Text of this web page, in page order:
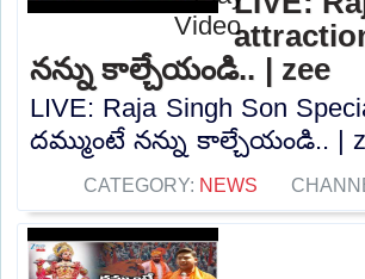
నన్ను కాల్చేయండి.. | zee
LIVE: Raja Singh Son
దమ్ముంటే నన్ను కాల్చేయండి.. |
CATEGORY: NEWS